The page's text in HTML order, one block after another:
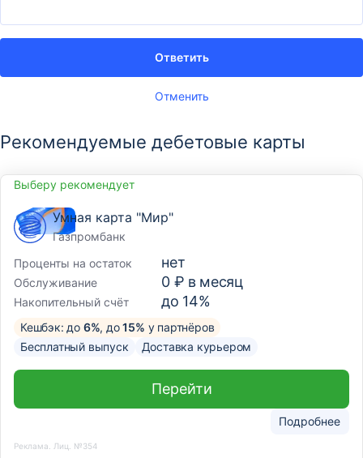
Отменить
Ответить
Рекомендуемые дебетовые карты
Выберу рекомендует
Умная карта "Мир"
Газпромбанк
Проценты на остаток
нет
Обслуживание 0 ₽ в месяц
Накопительный счёт до 14%
Кешбэк: до 6%, до15% у партнёров
Бесплатный выпуск
Доставка курьером
Подробнее
Перейти
Реклама. Лиц. №354